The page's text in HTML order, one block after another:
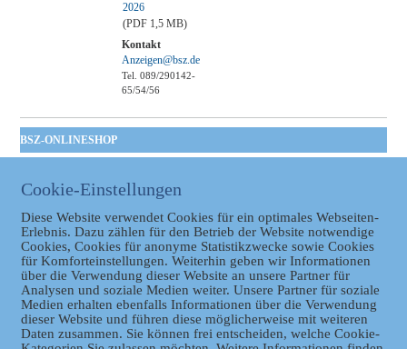
2026
(PDF 1,5 MB)
Kontakt
Anzeigen@bsz.de
Tel. 089/290142-
65/54/56
BSZ-ONLINESHOP
Taschenbuch
GVBl | Einbanddecke
Datenschutz
Cookie-Einstellungen
Diese Website verwendet Cookies für ein optimales Webseiten-
Erlebnis. Dazu zählen für den Betrieb der Website notwendige
Cookies, Cookies für anonyme Statistikzwecke sowie Cookies
für Komforteinstellungen. Weiterhin geben wir Informationen
über die Verwendung dieser Website an unsere Partner für
Analysen und soziale Medien weiter. Unsere Partner für soziale
Medien erhalten ebenfalls Informationen über die Verwendung
dieser Website und führen diese möglicherweise mit weiteren
Daten zusammen. Sie können frei entscheiden, welche Cookie-